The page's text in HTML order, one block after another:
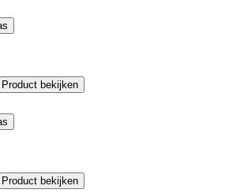
Product bekijken
Product bekijken